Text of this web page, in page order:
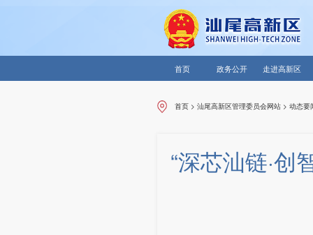
首页 政务公开 走进高新区
首页 >汕尾高新区管理委员会网站 >动态要
“深芯汕链·创